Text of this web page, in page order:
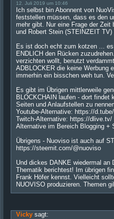
12. Juli 2019 um 10:46
Ich selbst bin Abonnent von
feststellen müssen, dass es den
mehr gibt. Nur eine Frage der
und Robert Stein (STEINZEIT
Es ist doch echt zum kotzen ...
ENDLICH den Rücken
verzichten wollt, benutzt
ADBLOCKER die keine Werbung
immerhin ein bisschen weh tun.
Es gibt im Übrigen mittlerweile
BLOCKCHAIN laufen - dort
Seiten und Anlaufstellen zu
Youtube-Alternative: https://d.tube/
Twitch-Alternative: https://dlive.tv/
Alternative im Bereich Blogging
Übrigens - Nuoviso ist auch auf
https://steemit.com/@nuoviso
Und dickes DANKE wiedermal an
Thematik berichtest! Im übrigen
Frank Höfer kennst. Vielleicht
NUOVISO produzieren. Themen
Vicky sagt: